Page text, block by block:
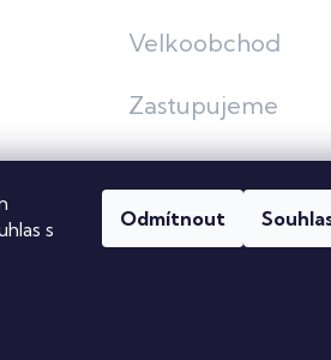
s
Odmítnout
Velkoobchod
Zastupujeme